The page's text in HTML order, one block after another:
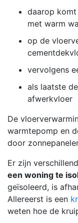
daarop
met warm
op de
vervolgens
als laatste
afwerkvloer
De
warmtepomp en
door
Er zijn
een woning te
geïsoleerd, is
Allereerst is een
weten hoe de